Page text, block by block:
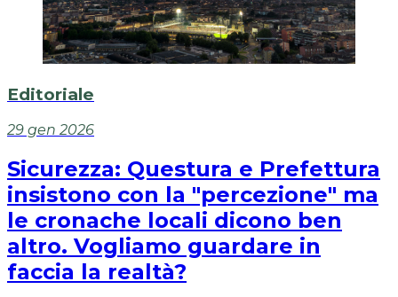
Editoriale
29 gen 2026
Sicurezza: Questura e Prefettura
insistono con la "percezione" ma
le cronache locali dicono ben
altro. Vogliamo guardare in
faccia la realtà?